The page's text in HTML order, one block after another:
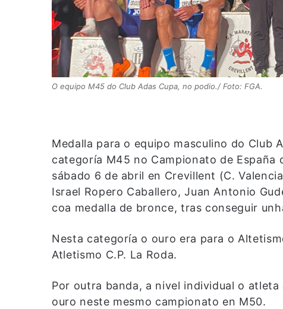
O equipo M45 do Club Adas Cupa, no podio./ Foto: FGA.
Medalla para o equipo masculino do Club
categoría M45 no Campionato de España
sábado 6 de abril en Crevillent (C.
Israel Ropero Caballero, Juan Antonio
coa medalla de bronce, tras conseguir
Nesta categoría o ouro era para o
Atletismo C.P. La Roda.
Por outra banda, a nivel individual o
ouro neste mesmo campionato en M50.